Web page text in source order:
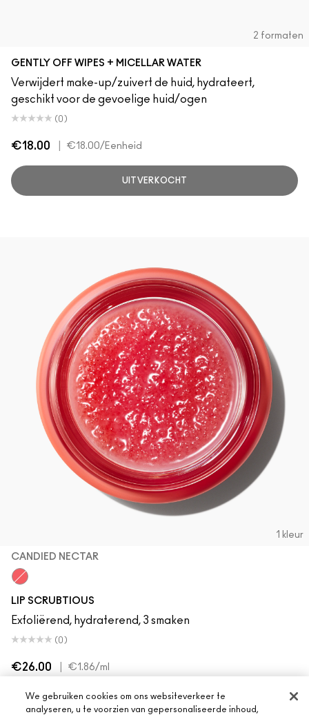
2 formaten
GENTLY OFF WIPES + MICELLAR WATER
Verwijdert make-up/zuivert de huid, hydrateert,
geschikt voor de gevoelige huid/ogen
(0)
€18.00 €18.00/Eenheid
UITVERKOCHT
1 kleur
CANDIED NECTAR
LIP SCRUBTIOUS
Exfoliërend, hydraterend, 3 smaken
(0)
€26.00 €1.86/ml
UITVERKOCHT
We gebruiken cookies om ons websiteverkeer te
analyseren, u te voorzien van gepersonaliseerde inhoud,